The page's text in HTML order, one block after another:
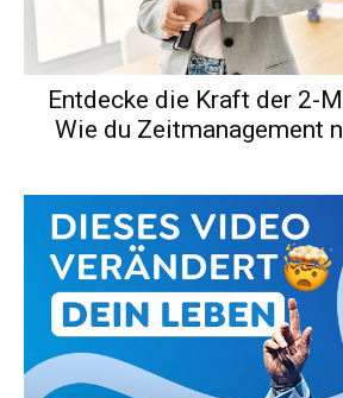
Entdecke die Kraft der 2-
Wie du Zeitmanagement